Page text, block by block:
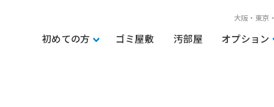
大阪・東京
初めての方 ゴミ屋敷 汚部屋 オプション